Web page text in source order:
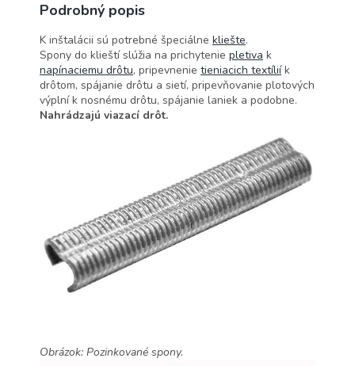
Podrobný popis
K inštalácii sú potrebné špeciálne kliešte.
Spony do klieští slúžia na prichytenie pletiva k
napínaciemu drôtu, pripevnenie tieniacich textíliík
drôtom, spájanie drôtu a sietí, pripevňovanie plotových
výplní k nosnému drôtu, spájanie laniek a podobne.
Nahrádzajú viazací drôt.
Obrázok: Pozinkované spony.